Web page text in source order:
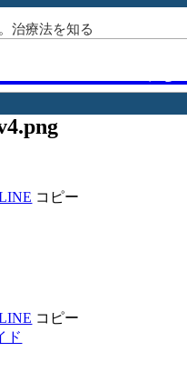
治療法を知る
コピー
コピー
ド